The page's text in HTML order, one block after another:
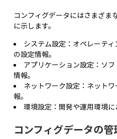
コンフィグデータにはさまざま
に示します。
システム設定：オペレーテ
の設定情報。
アプリケーション設定：ソ
情報。
ネットワーク設定：ネット
報。
環境設定：開発や運用環境に
コンフィグデータの